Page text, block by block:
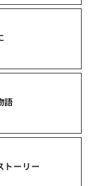
語
トーリー